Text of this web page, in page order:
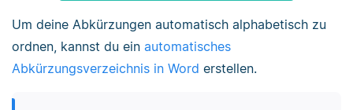
Um deine Abkürzungen automatisch alphabetisch zu
ordnen, kannst du ein automatisches
Abkürzungsverzeichnis in Word erstellen.